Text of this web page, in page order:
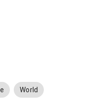
World